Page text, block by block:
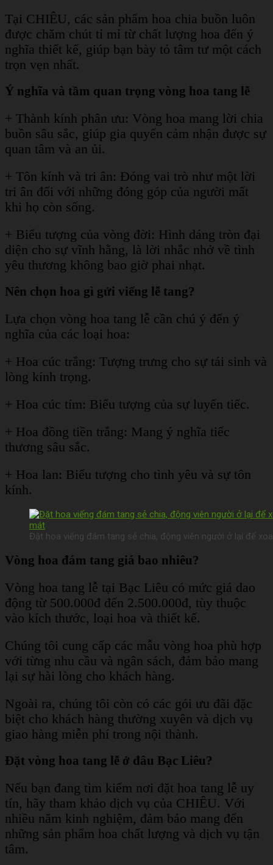
Tại CHIÊU, các sản phẩm hoa chia buồn luôn
được chăm chút tỉ mỉ từ chất lượng hoa đến ý
nghĩa thiết kế, giúp bạn bày tỏ tâm tư một cách
trọn vẹn nhất.
Ý nghĩa và tầm quan trọng vòng hoa tang lễ
+ Thành kính phân ưu: Vòng hoa mang lời chia
buồn sâu sắc, giúp gia quyến cảm nhận được sự
quan tâm và an ủi.
+ Tôn kính và tri ân: Đóng vai trò như một lời
tri ân đối với những đóng góp của người mất
khi họ còn sống.
+ Biểu tượng của vòng đời: Hình dáng tròn đại
diện cho sự vĩnh hằng, là lời nhắc nhở về tình
yêu thương không bao giờ phai nhạt.
Nên chọn hoa gì gửi viếng lễ tang?
Lựa chọn vòng hoa tang lễ cần chú ý đến ý
nghĩa của các loại hoa:
+ Hoa cúc trắng: Tượng trưng cho sự tái sinh và
lòng kính trọng.
+ Hoa cúc tím: Biểu tượng của sự luyến tiếc.
+ Hoa đồng tiền trắng: Mang ý nghĩa tiếc
thương sâu sắc.
+ Hoa lan: Biểu tượng cho tình yêu và sự tôn
kính.
Đặt hoa viếng đám tang sẻ chia, động viên người ở lại để
Vòng hoa đám tang giá bao nhiêu?
Vòng hoa tang lễ tại Bạc Liêu có mức giá dao
động từ 500.000đ đến 2.500.000đ, tùy thuộc
vào kích thước, loại hoa và thiết kế.
Chúng tôi cung cấp các mẫu vòng hoa phù hợp
với từng nhu cầu và ngân sách, đảm bảo mang
lại sự hài lòng cho khách hàng.
Ngoài ra, chúng tôi còn có các gói ưu đãi đặc
biệt cho khách hàng thường xuyên và dịch vụ
giao hàng miễn phí trong nội thành.
Đặt vòng hoa tang lễ ở đâu Bạc Liêu?
Nếu bạn đang tìm kiếm nơi đặt hoa tang lễ uy
tín, hãy tham khảo dịch vụ của CHIÊU. Với
nhiều năm kinh nghiệm, đảm bảo mang đến
những sản phẩm hoa chất lượng và dịch vụ tận
tâm.